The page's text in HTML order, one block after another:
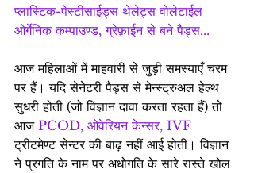
प्लास्टिक-पेस्टीसाईड्स थेलेट्स वोलेटाईल
ओर्गेनिक कम्पाउण्ड, ग्रेफ़ाईन से बने पैड्स...
आज महिलाओं में माहवारी से जुड़ी समस्याएँ चरम
पर हैं। यदि सेनेटरी पैड्स से मेन्स्ट्रुअल हेल्थ
सुधरी होती (जो विज्ञान दावा करता रहता हैं) तो
आज PCOD, ओवेरियन केन्सर, IVF
ट्रीटमेण्ट सेन्टर की बाढ़ नहीं आई होती। विज्ञान
ने प्रगति के नाम पर अधोगति के सारे रास्ते खोल